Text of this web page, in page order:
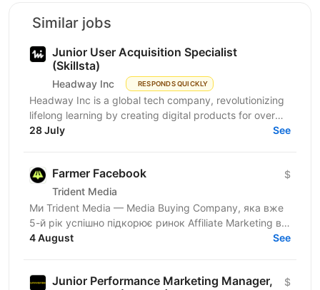
Similar jobs
Junior User Acquisition Specialist
(Skillsta)
Headway Inc RESPONDS QUICKLY
Headway Inc is a global tech company, revolutionizing
lifelong learning by creating digital products for over
150 million users worldwide. Our mission is to...
28 July See
Farmer Facebook
Trident Media
$
Ми Trident Media — Media Buying Company, яка вже
5-й рік успішно підкорює ринок Affiliate Marketing в
ніші IGaming 🎰 Наразі активно маштабуємось та...
4 August See
Junior Performance Marketing Manager,
$